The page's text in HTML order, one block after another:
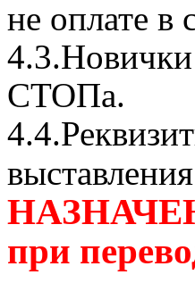
не оплате в
4.3.Новички
СТОПа.
при